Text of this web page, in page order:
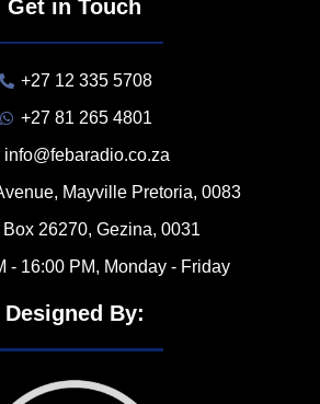
Get in Touch
+27 12 335 5708
+27 81 265 4801
info@febaradio.co.za
Mayville Pretoria, 0083
Box 26270, Gezina, 0031
- 16:00 PM, Monday - Friday
Designed By: